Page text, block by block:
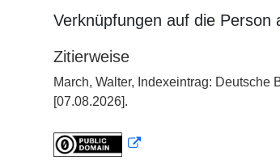
Verknüpfungen auf die Person
Zitierweise
March, Walter, Indexeintrag:
[07.08.2026].